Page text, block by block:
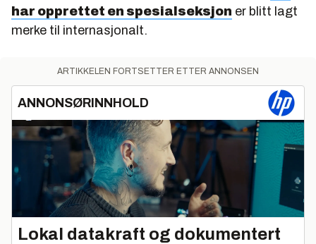
har opprettet en spesialseksjon er blitt lagt
merke til internasjonalt.
ARTIKKELEN FORTSETTER ETTER ANNONSEN
ANNONSØRINNHOLD
Lokal datakraft og dokumentert